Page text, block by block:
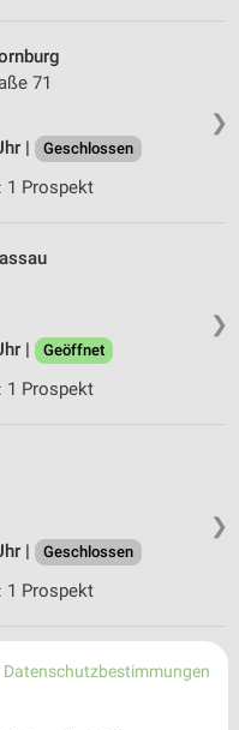
❯
71
|
Geschlossen
1 Prospekt
❯
|
Geöffnet
1 Prospekt
❯
|
Geschlossen
1 Prospekt
Datenschutzbestimmungen